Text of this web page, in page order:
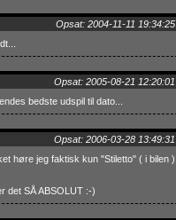
Opsat: 2004-11-11 19:34:25
Opsat: 2005-08-21 12:20:01
bedste udspil til dato...
Opsat: 2006-03-28 13:49:31
høre jeg faktisk kun "Stiletto" ( i bilen )
det SÅ ABSOLUT :-)